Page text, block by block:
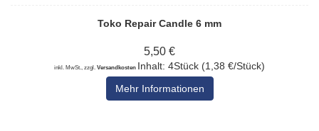
Toko Repair Candle 6 mm
5,50 €
inkl. MwSt., zzgl. Versandkosten Inhalt: 4Stück (1,38 €/Stück)
Mehr Informationen